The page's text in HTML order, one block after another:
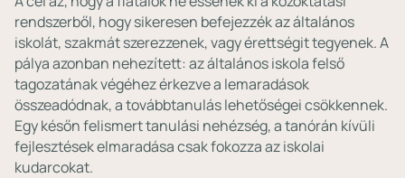
rendszerből, hogy sikeresen befejezzék az általános
iskolát, szakmát szerezzenek, vagy érettségit tegyenek. A
pálya azonban nehezített: az általános iskola felső
tagozatának végéhez érkezve a lemaradások
összeadódnak, a továbbtanulás lehetőségei csökkennek.
Egy későn felismert tanulási nehézség, a tanórán kívüli
fejlesztések elmaradása csak fokozza az iskolai
kudarcokat.